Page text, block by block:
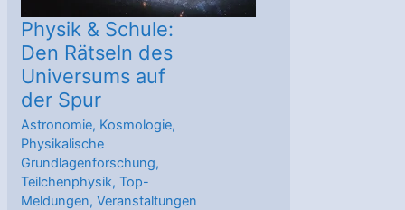
Physik & Schule:
Den Rätseln des
Universums auf
der Spur
Astronomie, Kosmologie,
Physikalische
Grundlagenforschung,
Teilchenphysik,Top-
Meldungen,Veranstaltungen